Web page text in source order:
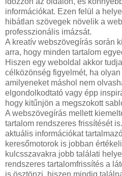
információkat. Ezen felül a
hibátlan szövegek növelik a
professzionális imázsát.
A kreatív webszövegírás során
arra, hogy minden tartalom
Hiszen egy weboldal akkor
célközönség figyelmét, ha
amilyeneket máshol nem
elgondolkodtató vagy épp
hogy kitűnjön a megszokott
A webszövegírás mellett
tartalom rendszeres frissítését
aktuális információkat
keresőmotorok is jobban
kulcsszavakra jobb találati
rendszeres tartalomfrissítés a
is ösztönzi, hiszen mindig